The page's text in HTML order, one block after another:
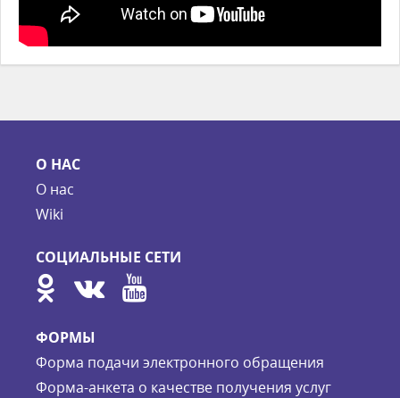
О НАС
О нас
Wiki
СОЦИАЛЬНЫЕ СЕТИ
ФОРМЫ
Форма подачи электронного обращения
Форма-анкета о качестве получения услуг